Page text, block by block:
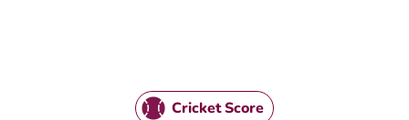
Cricket Score